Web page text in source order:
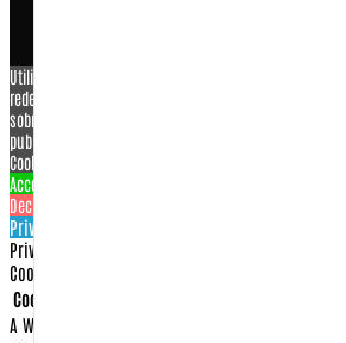
Utilizamos cookies para personalizar conteúdo e
redes sociais e analisar o nosso tráfego. Também
sobre a sua utilização do nosso site com os nossos
publicidade e análise.
Cookies settings
Accept
Decline
Privacy & Cookie policy
Privacy & Cookies policy
Cookies list
Cookie name
A Warfare.com.br sempre construiu sua imagem
respeito aos direitos de seus consumidores.